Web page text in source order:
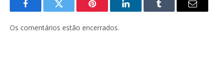
FacebookTwitter Pinterest LinkedInTumblr
E-
Os comentários estão encerrados.